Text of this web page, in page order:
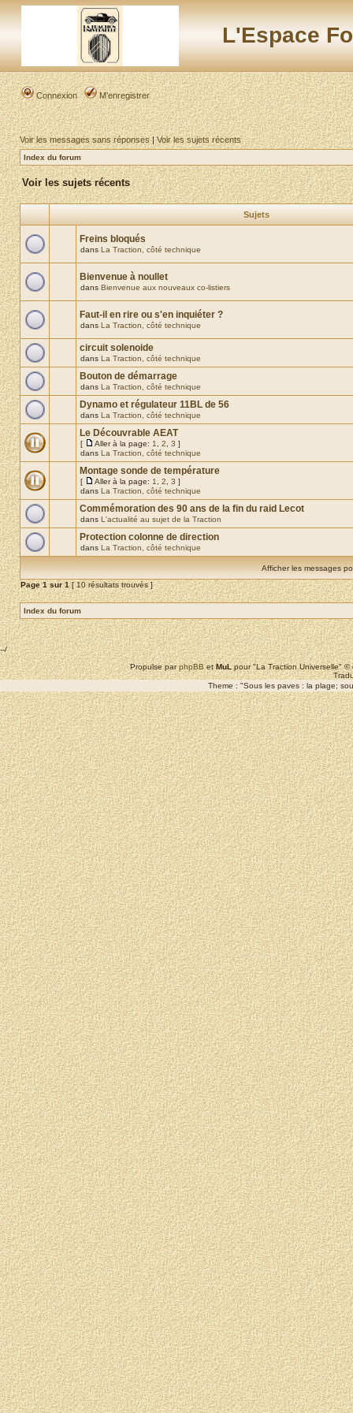
L'Espace
Connexion M’enregistrer
Voir les messages sans réponses|Voir les sujets récents
Index du forum
Voir les sujets récents
Sujets
Freins bloqués
dans La Traction, côté technique
Bienvenue à noullet
dans Bienvenue aux nouveaux co-listiers
Faut-il en rire ou s'en inquiéter ?
dans La Traction, côté technique
circuit solenoide
dans La Traction, côté technique
Bouton de démarrage
dans La Traction, côté technique
Dynamo et régulateur 11BL de 56
dans La Traction, côté technique
Le Découvrable AEAT
[ Aller à la page: 1 2 3 ]
dans La Traction, côté technique
Montage sonde de température
[ Aller à la page: 1 2 3 ]
dans La Traction, côté technique
Commémoration des 90 ans de la fin du raid Lecot
dans L'actualité au sujet de la Traction
Protection colonne de direction
dans La Traction, côté technique
Afficher les messages
Page1sur1[ 10 résultats trouvés ]
Index du forum
--/
Propulse parphpBBetMuLpour "La Traction Universelle"
Theme : "Sous les paves : la plage;